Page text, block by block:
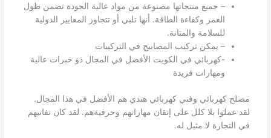
– جميع منتجاتها مصنوعة من مواد عالية الجودة تضمن طول
العمر وكفاءة الطاقة. أنها تلبي أو تتجاوز المعايير الدولية
للسلامة والمتانة.
– يمكن تركيب المصابيح في التركيبات
-كهربائي في الكويت الأفضل في المجال ذو خبرات عالية
ومهارات فريدة
مصلح كهربائي وفني كهربائي هندي هم الأفضل في هذا المجال.
لقد عملوا بلا كلل على إتقان مهاراتهم وحرفيةهم. لقد كان تفانيهم
في التجارة لا مثيل له.